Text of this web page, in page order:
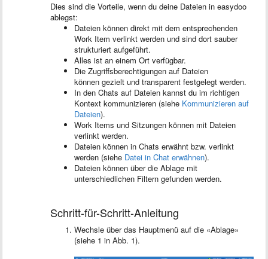
Dies sind die Vorteile, wenn du deine Dateien in easydoo
ablegst:
Dateien können direkt mit dem entsprechenden
Work Item verlinkt werden und sind dort sauber
strukturiert aufgeführt.
Alles ist an einem Ort verfügbar.
Die Zugriffsberechtigungen auf Dateien
können gezielt und transparent festgelegt werden.
In den Chats auf Dateien kannst du im richtigen
Kontext kommunizieren (siehe Kommunizieren auf
Dateien).
Work Items und Sitzungen können mit Dateien
verlinkt werden.
Dateien können in Chats erwähnt bzw. verlinkt
werden (siehe Datei in Chat erwähnen).
Dateien können über die Ablage mit
unterschiedlichen Filtern gefunden werden.
Schritt-für-Schritt-Anleitung
Wechsle über das Hauptmenü auf die «Ablage»
(siehe 1 in Abb. 1).